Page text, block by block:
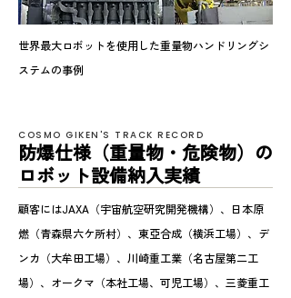
世界最大ロボットを使用した重量物ハンドリングシ
ステムの事例
COSMO GIKEN'S TRACK RECORD
防爆仕様（重量物・危険物）の
ロボット設備納入実績
顧客にはJAXA（宇宙航空研究開発機構）、日本原
燃（青森県六ケ所村）、東亞合成（横浜工場）、デ
ンカ（大牟田工場）、川崎重工業（名古屋第二工
場）、オークマ（本社工場、可児工場）、三菱重工